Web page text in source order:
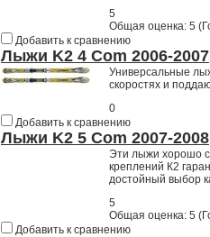
5
Общая оценка: 5 (
Добавить к сравнению
Лыжи K2 4 Com 2006-2007
Универсальные
скоростях и
0
Добавить к сравнению
Лыжи K2 5 Com 2007-2008
Эти лыжи хорошо
креплений К2
достойный выбор
5
Общая оценка: 5 (
Добавить к сравнению